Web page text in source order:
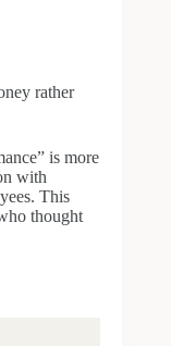
rather
is more
with
This
thought